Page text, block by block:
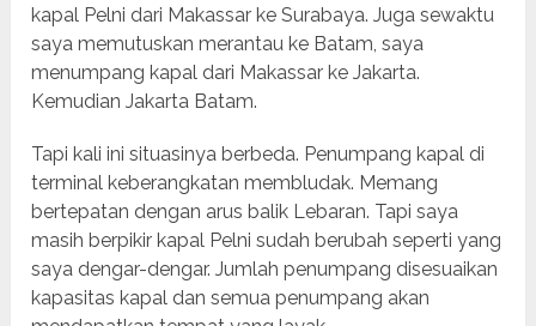
kapal Pelni dari Makassar ke Surabaya. Juga sewaktu
saya memutuskan merantau ke Batam, saya
menumpang kapal dari Makassar ke Jakarta.
Kemudian Jakarta Batam.
Tapi kali ini situasinya berbeda. Penumpang kapal di
terminal keberangkatan membludak. Memang
bertepatan dengan arus balik Lebaran. Tapi saya
masih berpikir kapal Pelni sudah berubah seperti yang
saya dengar-dengar. Jumlah penumpang disesuaikan
kapasitas kapal dan semua penumpang akan